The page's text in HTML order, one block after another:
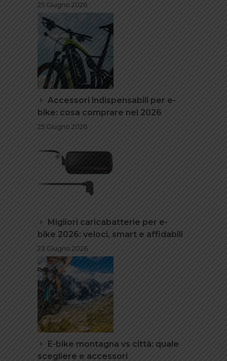
25 Giugno 2026
Accessori indispensabili per e-
bike: cosa comprare nel 2026
25 Giugno 2026
Migliori caricabatterie per e-
bike 2026: veloci, smart e affidabili
23 Giugno 2026
E-bike montagna vs città: quale
scegliere e accessori